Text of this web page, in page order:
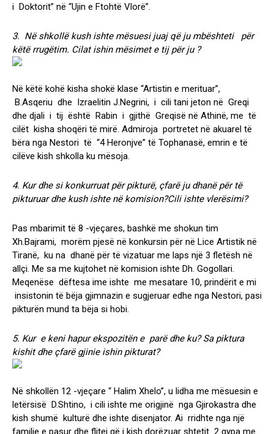
i Doktorit” në “Ujin e Ftohtë Vlorë”.
3. Në shkollë kush ishte mësuesi juaj që ju mbështeti për
këtë rrugëtim. Cilat ishin mësimet e tij për ju ?
Në këtë kohë kisha shokë klase “Artistin e merituar”,
B.Asqeriu dhe Izraelitin J.Negrini, i cili tani jeton në Greqi
dhe djali i tij është Rabin i gjithë Greqisë në Athinë, me të
cilët kisha shoqëri të mirë. Admiroja portretet në akuarel të
bëra nga Nestori të “4 Heronjve” të Tophanasë, emrin e të
cilëve kish shkolla ku mësoja.
4. Kur dhe si konkurruat për pikturë, çfarë ju dhanë për të
pikturuar dhe kush ishte në komision?Cili ishte vlerësimi?
Pas mbarimit të 8 -vjeçares, bashkë me shokun tim
Xh.Bajrami, morëm pjesë në konkursin për në Lice Artistik në
Tiranë, ku na dhanë për të vizatuar me laps një 3 fletësh në
allçi. Me sa me kujtohet në komision ishte Dh. Gogollari.
Meqenëse dëftesa ime ishte me mesatare 10, prindërit e mi
insistonin të bëja gjimnazin e sugjeruar edhe nga Nestori, pasi
pikturën mund ta bëja si hobi.
5. Kur e keni hapur ekspozitën e parë dhe ku? Sa piktura
kishit dhe çfarë gjinie ishin pikturat?
Në shkollën 12 -vjeçare “ Halim Xhelo”, u lidha me mësuesin e
letërsisë D.Shtino, i cili ishte me origjinë nga Gjirokastra dhe
kish shumë kulturë dhe ishte disenjator. Ai rridhte nga një
familje e pasur dhe flitej që i kish dorëzuar shtetit 2 qypa me